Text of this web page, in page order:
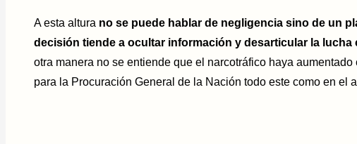
A esta altura no se puede hablar de negligencia sino de un
decisión tiende a ocultar información y desarticular la lucha
otra manera no se entiende que el narcotráfico haya
para la Procuración General de la Nación todo este como en el